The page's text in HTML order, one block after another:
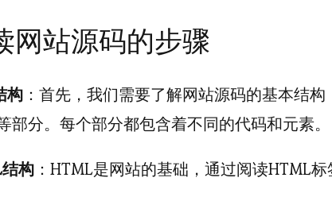
网站源码的步骤
构 ：首先，我们需要了解网站源码的基本结
部分。每个部分都包含着不同的代码和元素。
构 ：HTML是网站的基础，通过阅读HTML